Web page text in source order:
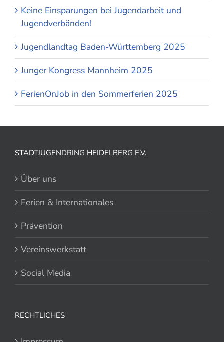
Keine Einsparungen bei Jugendarbeit und
Jugendverbänden!
Jugendlandtag Baden-Württemberg 2025
Junger Kongress Mannheim 2025
FerienOnJob in den Sommerferien 2025
STADTJUGENDRING HEIDELBERG E.V.
Über uns
Ferien & Internationales
Prävention
Vereinswerkstatt
Social Media
RECHTLICHES